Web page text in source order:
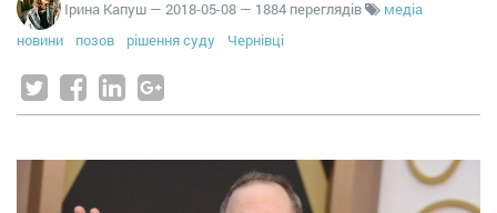
Ірина Капуш — 2018-05-08 — 1884 переглядів
медіа
новини
позов рішення суду Чернівці